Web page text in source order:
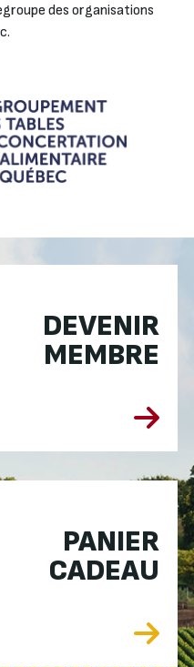
des organisations
DEVENIR
MEMBRE
PANIER
CADEAU